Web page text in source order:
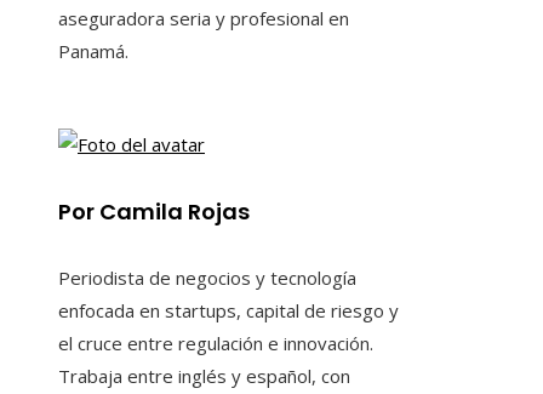
aseguradora seria y profesional en
Panamá.
Por Camila Rojas
Periodista de negocios y tecnología
enfocada en startups, capital de riesgo y
el cruce entre regulación e innovación.
Trabaja entre inglés y español, con